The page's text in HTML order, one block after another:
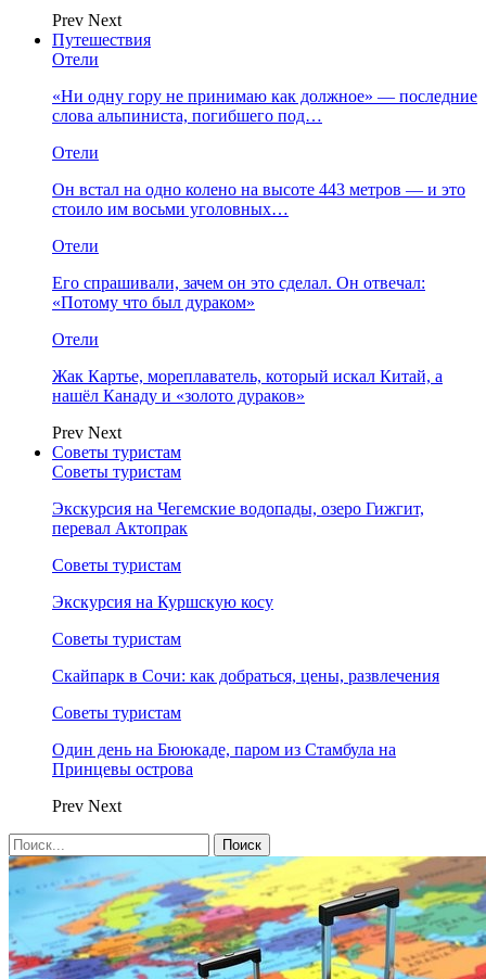
Prev Next
Путешествия
Отели
«Ни одну гору не принимаю как должное» — последние
слова альпиниста, погибшего под…
Отели
Он встал на одно колено на высоте 443 метров — и это
стоило им восьми уголовных…
Отели
Его спрашивали, зачем он это сделал. Он отвечал:
«Потому что был дураком»
Отели
Жак Картье, мореплаватель, который искал Китай, а
нашёл Канаду и «золото дураков»
Prev Next
Советы туристам
Советы туристам
Экскурсия на Чегемские водопады, озеро Гижгит,
перевал Актопрак
Советы туристам
Экскурсия на Куршскую косу
Советы туристам
Скайпарк в Сочи: как добраться, цены, развлечения
Советы туристам
Один день на Бююкаде, паром из Стамбула на
Принцевы острова
Prev Next